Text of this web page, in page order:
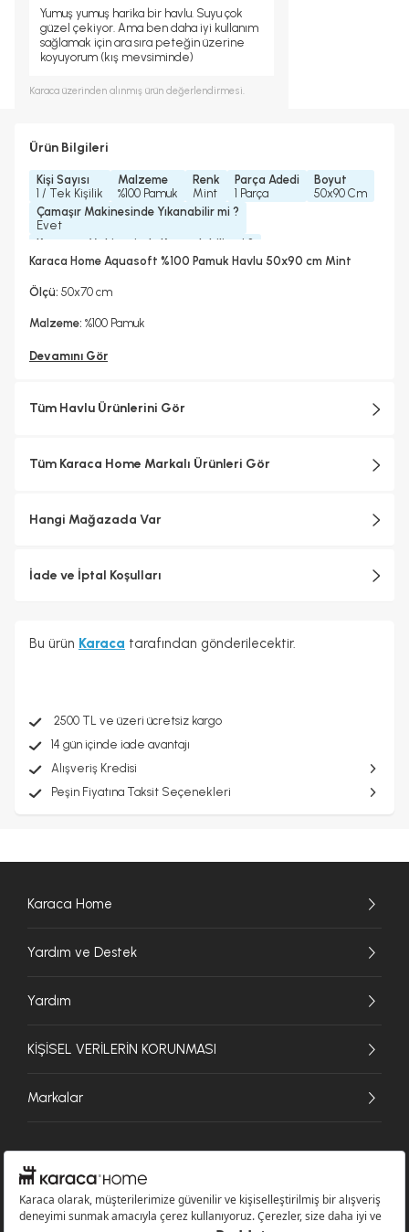
Yumuş yumuş harika bir havlu. Suyu çok
güzel çekiyor. Ama ben daha iyi kullanım
sağlamak için ara sıra peteğin üzerine
koyuyorum (kış mevsiminde)
Karaca üzerinden alınmış ürün değerlendirmesi.
Ürün Bilgileri
Kişi Sayısı
1 / Tek Kişilik
Malzeme
%100 Pamuk
Renk
Mint
Parça Adedi
1 Parça
Boyut
50x90 Cm
Çamaşır Makinesinde Yıkanabilir mi ?
Evet
Kurutma Makinesinde Kurutulabilir mi ?
Evet
Evet
Aquasoft
Karaca Home Aquasoft %100 Pamuk Havlu 50x90 cm Mint
Ölçü: 50x70 cm
Malzeme: %100 Pamuk
Devamını Gör
Tüm Havlu Ürünlerini Gör
Tüm Karaca Home Markalı Ürünleri Gör
Hangi Mağazada Var
İade ve İptal Koşulları
Bu ürün Karaca tarafından gönderilecektir.
2500 TL ve üzeri ücretsiz kargo
14 gün içinde iade avantajı
Alışveriş Kredisi
Peşin Fiyatına Taksit Seçenekleri
Karaca Home
Yardım ve Destek
Yardım
KİŞİSEL VERİLERİN KORUNMASI
Markalar